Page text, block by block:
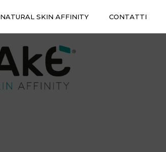
NATURAL SKIN AFFINITY CONTATTI